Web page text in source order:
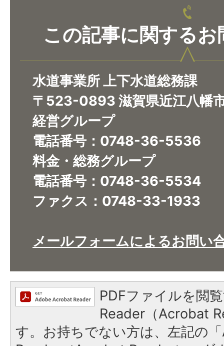
この記事に関するお
水道事業所 上下水道総務課
〒523-0893 滋賀県近江八幡
経営グループ
電話番号：0748-36-5536
料金・総務グループ
電話番号：0748-36-5534
ファクス：0748-33-1933
メールフォームによるお問い
PDFファイルを閲
Reader（Acrobat
す。お持ちでない方は、左記の